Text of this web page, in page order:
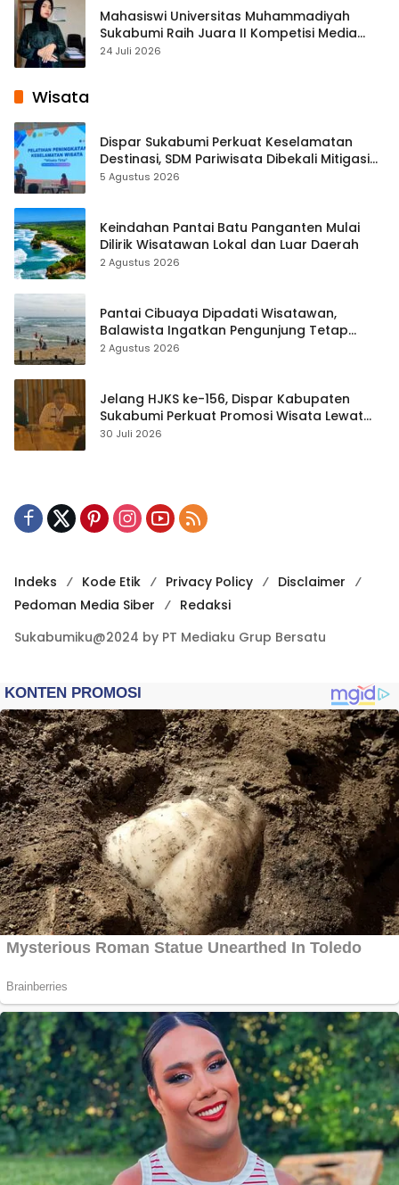
Mahasiswi Universitas Muhammadiyah
Sukabumi Raih Juara II Kompetisi Media
Pembelajaran Digital Tingkat Internasional
24 Juli 2026
Wisata
Dispar Sukabumi Perkuat Keselamatan
Destinasi, SDM Pariwisata Dibekali Mitigasi
hingga Teknik Evakuasi
5 Agustus 2026
Keindahan Pantai Batu Panganten Mulai
Dilirik Wisatawan Lokal dan Luar Daerah
2 Agustus 2026
Pantai Cibuaya Dipadati Wisatawan,
Balawista Ingatkan Pengunjung Tetap
Waspada
2 Agustus 2026
Jelang HJKS ke-156, Dispar Kabupaten
Sukabumi Perkuat Promosi Wisata Lewat
Publikasi Digital
30 Juli 2026
Indeks Kode Etik Privacy Policy
Disclaimer
Pedoman Media Siber
Redaksi
Sukabumiku@2024 by PT Mediaku Grup Bersatu